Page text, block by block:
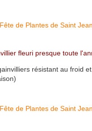
fleuri presque toute
résistant au froid